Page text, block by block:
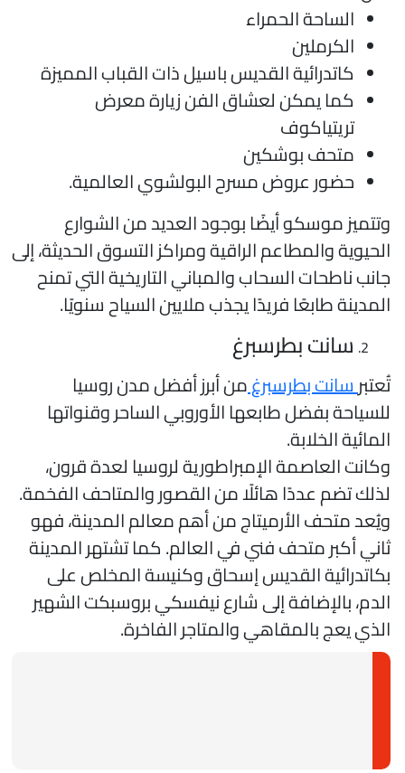
الساحة الحمراء
الكرملين
كاتدرائية القديس باسيل ذات القباب المميزة
كما يمكن لعشاق الفن زيارة معرض
تريتياكوف
متحف بوشكين
حضور عروض مسرح البولشوي العالمية.
موسكو أيضًا بوجود العديد من الشوارع
والمطاعم الراقية ومراكز التسوق الحديثة، إلى
ناطحات السحاب والمباني التاريخية التي تمنح
طابعًا فريدًا يجذب ملايين السياح سنويًا.
سانت بطرسبرغ
سانت بطرسبرغمن أبرز أفضل مدن روسيا
بفضل طابعها الأوروبي الساحر وقنواتها
الخلابة.
العاصمة الإمبراطورية لروسيا لعدة قرون،
تضم عددًا هائلًا من القصور والمتاحف الفخمة.
متحف الأرميتاج من أهم معالم المدينة، فهو
أكبر متحف فني في العالم. كما تشتهر المدينة
القديس إسحاق وكنيسة المخلص على
بالإضافة إلى شارع نيفسكي بروسبكت الشهير
يعج بالمقاهي والمتاجر الفاخرة.